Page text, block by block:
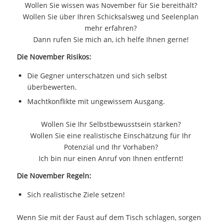
Wollen Sie wissen was November für Sie bereithält?
Wollen Sie über Ihren Schicksalsweg und Seelenplan
mehr erfahren?
Dann rufen Sie mich an, ich helfe Ihnen gerne!
Die November Risikos:
Die Gegner unterschätzen und sich selbst
überbewerten.
Machtkonflikte mit ungewissem Ausgang.
Wollen Sie Ihr Selbstbewusstsein stärken?
Wollen Sie eine realistische Einschätzung für Ihr
Potenzial und Ihr Vorhaben?
Ich bin nur einen Anruf von Ihnen entfernt!
Die November Regeln:
Sich realistische Ziele setzen!
Wenn Sie mit der Faust auf dem Tisch schlagen, sorgen